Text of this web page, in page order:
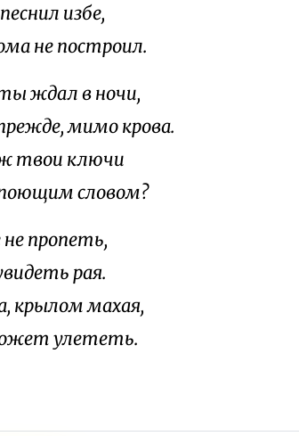
избе,
не построил.
ждал в ночи,
мимо крова.
твои ключи
словом?
не пропеть,
рая.
крылом махая,
улететь.